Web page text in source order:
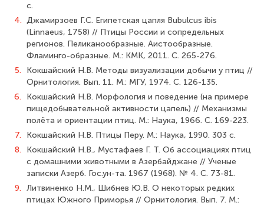
с.
4. Джамирзоев Г.С. Египетская цапля Bubulcus ibis
(Linnaeus, 1758) // Птицы России и сопредельных
регионов. Пеликанообразные. Аистообразные.
Фламинго-образные. М.: КМК, 2011. С. 265-276.
5.
Кокшайский Н.В. Методы визуализации добычи у птиц //
Орнитология. Вып. 11. М.: МГУ, 1974. С. 126-135.
6.
Кокшайский Н.В. Морфология и поведение (на примере
пищедобывательной активности цапель) // Механизмы
полёта и ориентации птиц. М.: Наука, 1966. С. 169-223.
7.
Кокшайский Н.В. Птицы Перу. М.: Наука, 1990. 303 с.
8.
Кокшайский Н.В., Мустафаев Г. Т. Об ассоциациях птиц
с домашними живот­ными в Азербайджане // Ученые
записки Азерб. Гос.ун-та. 1967 (1968). № 4. С. 73-81.
9. Литвиненко Н.М., Шибнев Ю.В. О некоторых редких
птицах Южного Примо­рья // Орнитология. Вып. 7. М.: